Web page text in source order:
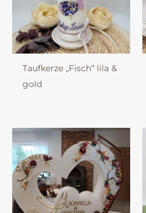
Taufkerze „Fisch“ lila &
gold